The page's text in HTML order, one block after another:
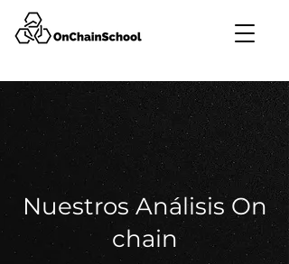
Nuestros Análisis On
chain